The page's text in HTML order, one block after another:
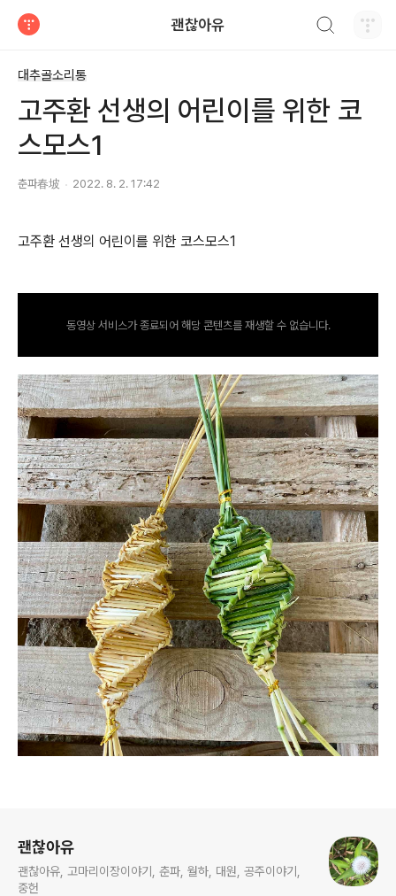
괜찮아유
대추골소리통
고주환 선생의 어린이를 위한 코
스모스1
춘파春坡 2022. 8. 2. 17:42
고주환 선생의 어린이를 위한 코스모스1
동영상 서비스가 종료되어 해당 콘텐츠를 재생할 수 없습니다.
괜찮아유
괜찮아유, 고마리이장이야기, 춘파, 월하, 대원, 공주이야기,
중헌